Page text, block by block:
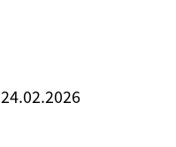
24.02.2026